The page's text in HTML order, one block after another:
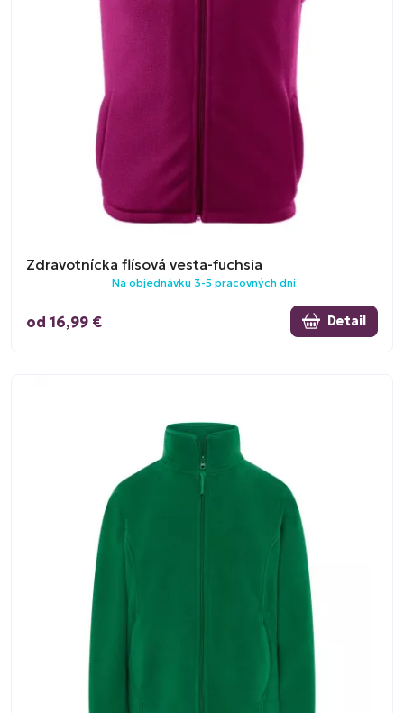
Zdravotnícka flísová vesta-fuchsia
Na objednávku 3-5 pracovných dní
od 16,99 € Detail